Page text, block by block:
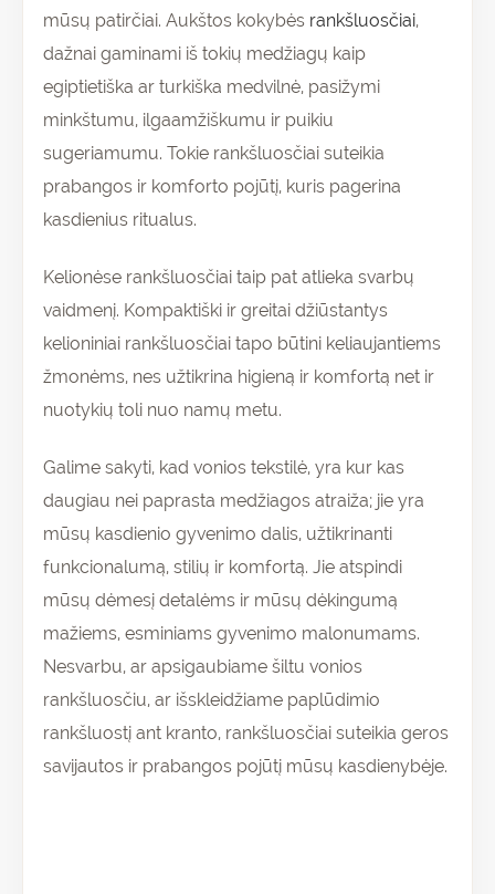
mūsų patirčiai. Aukštos kokybės rankšluosčiai,
dažnai gaminami iš tokių medžiagų kaip
egiptietiška ar turkiška medvilnė, pasižymi
minkštumu, ilgaamžiškumu ir puikiu
sugeriamumu. Tokie rankšluosčiai suteikia
prabangos ir komforto pojūtį, kuris pagerina
kasdienius ritualus.
Kelionėse rankšluosčiai taip pat atlieka svarbų
vaidmenį. Kompaktiški ir greitai džiūstantys
kelioniniai rankšluosčiai tapo būtini keliaujantiems
žmonėms, nes užtikrina higieną ir komfortą net ir
nuotykių toli nuo namų metu.
Galime sakyti, kad vonios tekstilė, yra kur kas
daugiau nei paprasta medžiagos atraiža; jie yra
mūsų kasdienio gyvenimo dalis, užtikrinanti
funkcionalumą, stilių ir komfortą. Jie atspindi
mūsų dėmesį detalėms ir mūsų dėkingumą
mažiems, esminiams gyvenimo malonumams.
Nesvarbu, ar apsigaubiame šiltu vonios
rankšluosčiu, ar išskleidžiame paplūdimio
rankšluostį ant kranto, rankšluosčiai suteikia geros
savijautos ir prabangos pojūtį mūsų kasdienybėje.